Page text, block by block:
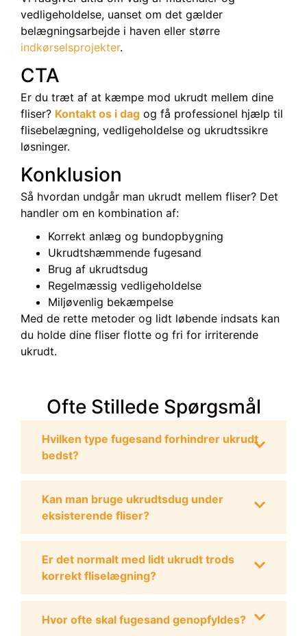
vedligeholdelse, uanset om det gælder
belægningsarbejde i haven eller større
indkørselsprojekter.
CTA
Er du træt af at kæmpe mod ukrudt mellem dine
fliser? Kontakt os i dag og få professionel hjælp til
flisebelægning, vedligeholdelse og ukrudtssikre
løsninger.
Konklusion
Så hvordan undgår man ukrudt mellem fliser? Det
handler om en kombination af:
Korrekt anlæg og bundopbygning
Ukrudtshæmmende fugesand
Brug af ukrudtsdug
Regelmæssig vedligeholdelse
Miljøvenlig bekæmpelse
Med de rette metoder og lidt løbende indsats kan
du holde dine fliser flotte og fri for irriterende
ukrudt.
Ofte Stillede Spørgsmål
Hvilken type fugesand forhindrer ukrudt
bedst?
Kan man bruge ukrudtsdug under
eksisterende fliser?
Er det normalt med lidt ukrudt trods
korrekt fliselægning?
Hvor ofte skal fugesand genopfyldes?